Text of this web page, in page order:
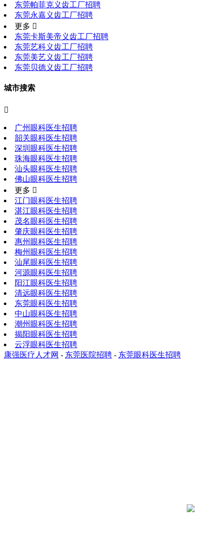
东莞帕菲克义齿工厂招聘
东莞永嘉义齿工厂招聘
更多 
东莞卡斯美帝义齿工厂招聘
东莞艺科义齿工厂招聘
东莞美艺义齿工厂招聘
东莞贝德义齿工厂招聘
城市搜索

广州眼科医生招聘
韶关眼科医生招聘
深圳眼科医生招聘
珠海眼科医生招聘
汕头眼科医生招聘
佛山眼科医生招聘
更多 
江门眼科医生招聘
湛江眼科医生招聘
茂名眼科医生招聘
肇庆眼科医生招聘
惠州眼科医生招聘
梅州眼科医生招聘
汕尾眼科医生招聘
河源眼科医生招聘
阳江眼科医生招聘
清远眼科医生招聘
东莞眼科医生招聘
中山眼科医生招聘
潮州眼科医生招聘
揭阳眼科医生招聘
云浮眼科医生招聘
康强医疗人才网 - 东莞医院招聘 - 东莞眼科医生招聘